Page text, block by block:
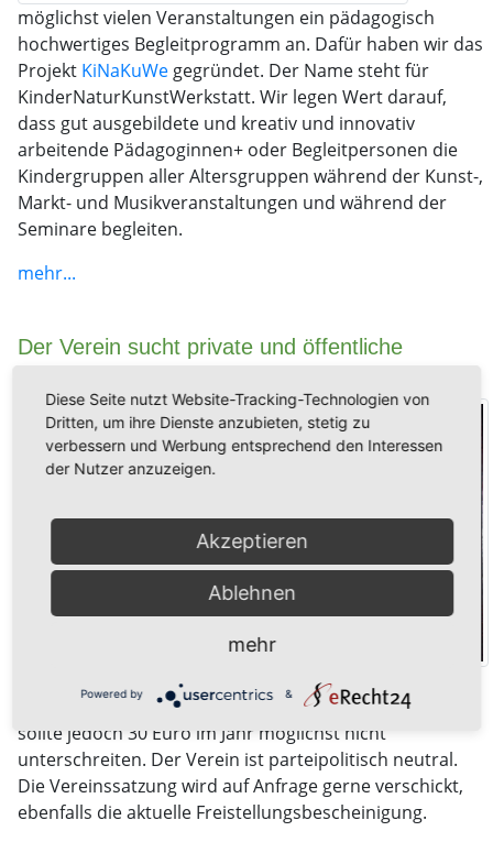
möglichst vielen Veranstaltungen ein pädagogisch
hochwertiges Begleitprogramm an. Dafür haben wir das
Projekt KiNaKuWegegründet. Der Name steht für
KinderNaturKunstWerkstatt. Wir legen Wert darauf,
dass gut ausgebildete und kreativ und innovativ
arbeitende Pädagoginnen+ oder Begleitpersonen die
Kindergruppen aller Altersgruppen während der Kunst-,
Markt- und Musikveranstaltungen und während der
Seminare begleiten.
mehr...
Der Verein sucht private und öffentliche
Spenden sind steuerlich voll absetzbar, ebenfalls der
Mitgliesbeitrag. Die Höhe des Beitrags ist frei wählbar,
sollte jedoch 30 Euro im Jahr möglichst nicht
unterschreiten. Der Verein ist parteipolitisch neutral.
Die Vereinssatzung wird auf Anfrage gerne verschickt,
ebenfalls die aktuelle Freistellungsbescheinigung.
Diese Seite nutzt Website-Tracking-Technologien von
Dritten, um ihre Dienste anzubieten, stetig zu
verbessern und Werbung entsprechend den Interessen
der Nutzer anzuzeigen.
Akzeptieren
Ablehnen
mehr
Powered by &